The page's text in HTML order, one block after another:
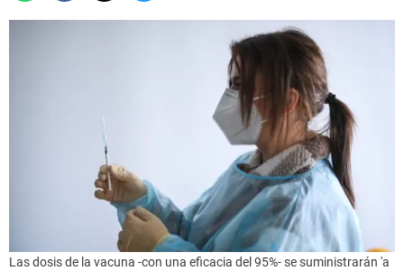
Las dosis de la vacuna -con una eficacia del 95%- se suministrarán 'a